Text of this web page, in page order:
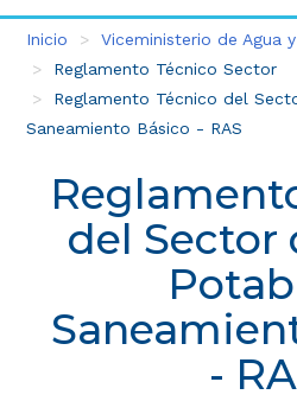
Inicio
Viceministerio de Agua
Reglamento Técnico Sector
Reglamento Técnico del
Saneamiento Básico - RAS
del Sector
-